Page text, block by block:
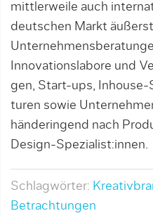
mittlerweile auch
deutschen Markt
Innovationslabore und
gen, Start-ups,
turen sowie
händeringend nach
Design-Spezialist:innen.
Schlagwörter:
Betrachtungen